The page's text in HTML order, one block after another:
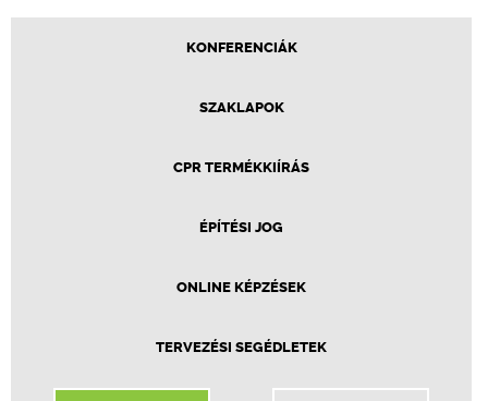
KONFERENCIÁK
SZAKLAPOK
CPR TERMÉKKIÍRÁS
ÉPÍTÉSI JOG
ONLINE KÉPZÉSEK
TERVEZÉSI SEGÉDLETEK